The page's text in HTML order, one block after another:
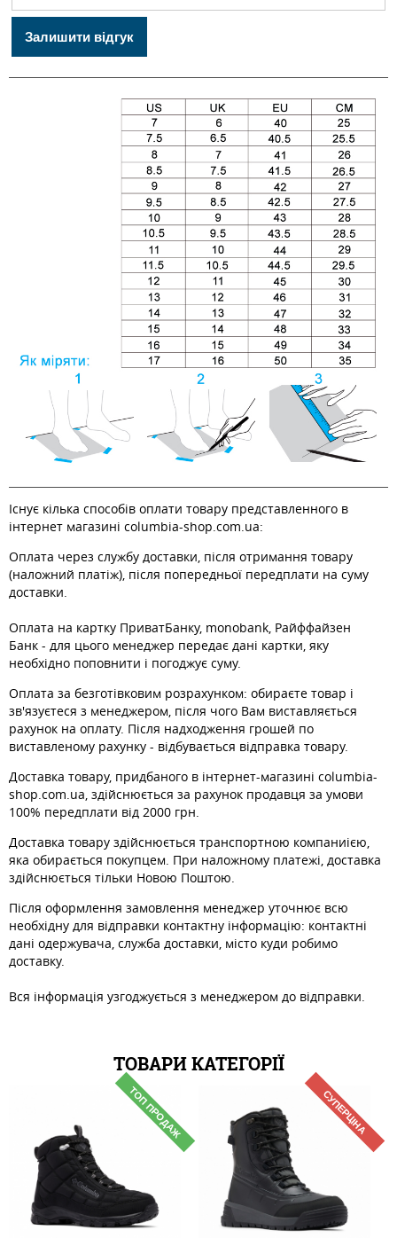
Залишити відгук
Існує кілька способів оплати товару представленного в
інтернет магазині columbia-shop.com.ua:
Оплата через службу доставки, після отримання товару
(наложний платіж), після попередньої передплати на суму
доставки.
Оплата на картку ПриватБанку, monobank, Райффайзен
Банк - для цього менеджер передає дані картки, яку
необхідно поповнити і погоджує суму.
Оплата за безготівковим розрахунком: обираєте товар і
зв'язуєтеся з менеджером, після чого Вам виставляється
рахунок на оплату. Після надходження грошей по
виставленому рахунку - відбувається відправка товару.
Доставка товару, придбаного в інтернет-магазині columbia-
shop.com.ua, здійснюється за рахунок продавця за умови
100% передплати від 2000 грн.
Доставка товару здійснюється транспортною компаниією,
яка обирається покупцем. При наложному платежі, доставка
здійснюється тільки Новою Поштою.
Після оформлення замовлення менеджер уточнює всю
необхідну для відправки контактну інформацію: контактні
дані одержувача, служба доставки, місто куди робимо
доставку.
Вся інформація узгоджується з менеджером до відправки.
ТОВАРИ КАТЕГОРІЇ
ТОП ПРОДАЖ СУПЕРЦІНА